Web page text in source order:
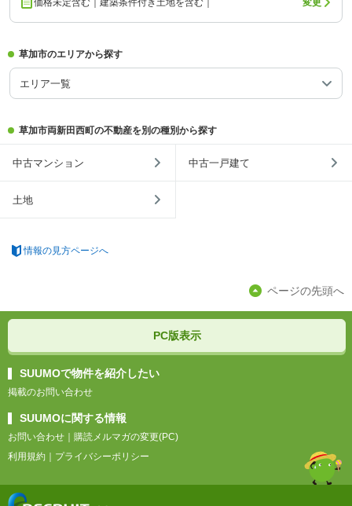
価格未定含む｜建築条件付き土地を含む｜ 変更
草加市のエリアから探す
エリア一覧
草加市両新田西町の不動産を別の種別から探す
中古マンション 中古一戸建て
土地
情報の見方ページへ
ページの先頭へ
PC版表示
SUUMOで物件を紹介したい
掲載のお問い合わせ
SUUMOに関する情報
お問い合わせ
購読メルマガの変更(PC)
利用規約
プライバシーポリシー